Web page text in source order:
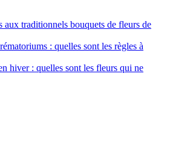
aux traditionnels bouquets de fleurs de
: quelles sont les règles à
hiver : quelles sont les fleurs qui ne